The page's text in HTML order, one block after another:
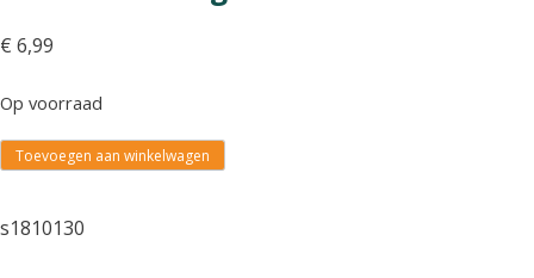
€ 6,99
Op voorraad
Toevoegen aan winkelwagen
s1810130